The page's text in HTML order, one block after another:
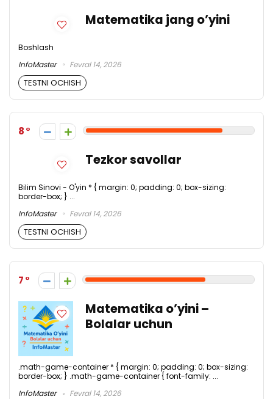
Matematika jang o’yini
Boshlash
InfoMaster
Fevral 14, 2026
TESTNI OCHISH
8
Tezkor savollar
Bilim Sinovi - O'yin * { margin: 0; padding: 0; box-sizing:
border-box; } ...
InfoMaster
Fevral 14, 2026
TESTNI OCHISH
7
Matematika o’yini –
Bolalar uchun
.math-game-container * { margin: 0; padding: 0; box-sizing:
border-box; } .math-game-container { font-family: ...
InfoMaster
Fevral 14, 2026